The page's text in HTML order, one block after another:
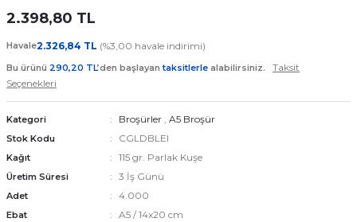
Kağıdı
2.398,80 TL
Havale2.326,84 TL (%3,00 havale indirimi)
Bu ürünü 290,20 TL’den başlayantaksitlerle alabilirsiniz.
Taksit
Seçenekleri
Kategori Broşürler , A5 Broşür
Stok Kodu CGLDBLEI
Kağıt 115 gr. Parlak Kuşe
Üretim Süresi 3 İş Günü
Adet 4.000
Ebat A5 / 14x20 cm